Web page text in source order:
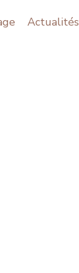
Actualités